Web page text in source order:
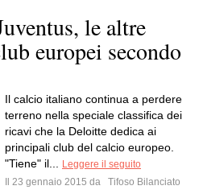
le altre
europei secondo
Il calcio italiano continua a perdere
terreno nella speciale classifica dei
ricavi che la Deloitte dedica ai
principali club del calcio europeo.
"Tiene" il...
Leggere il seguito
Il 23 gennaio 2015 da
Tifoso Bilanciato